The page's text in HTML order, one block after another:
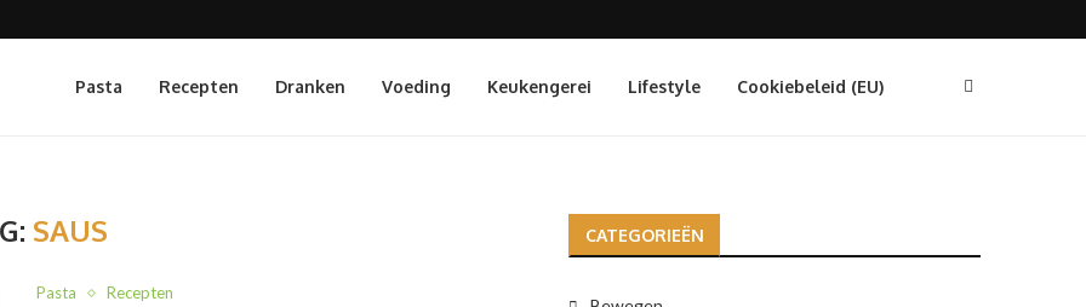
Pasta Recepten Dranken Voeding Keukengerei Lifestyle Cookiebeleid (EU)
SAUS
Pasta Recepten
CATEGORIEËN